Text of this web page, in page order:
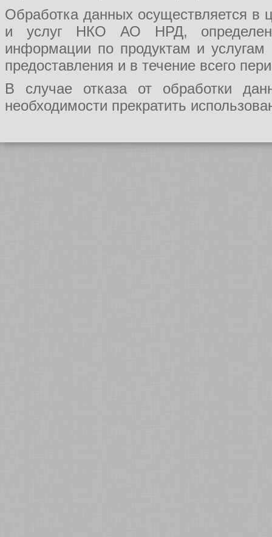
Обработка данных осуществляется в
и услуг НКО АО НРД, определения
информации по продуктам и
предоставления и в течение всего
В случае отказа от обработки
необходимости прекратить